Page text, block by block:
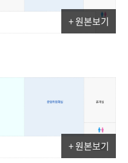
+ 원본보기
+ 원본보기